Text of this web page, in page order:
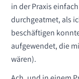
in der Praxis
durchgeatmet, als
beschäftigen
aufgewendet, die
wären).